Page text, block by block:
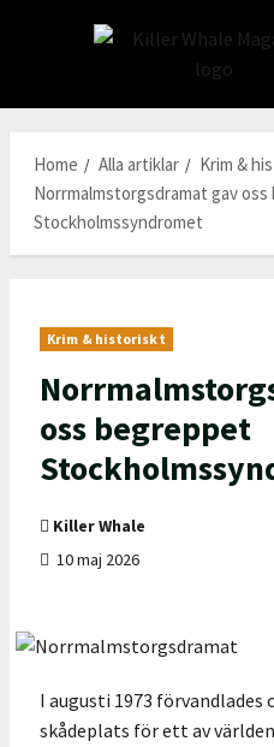
Home Alla artiklar
Krim &
Norrmalmstorgsdramat gav
Stockholmssyndromet
Krim & historiskt
oss begreppet
Killer Whale
10 maj 2026
I augusti 1973
skådeplats för ett av